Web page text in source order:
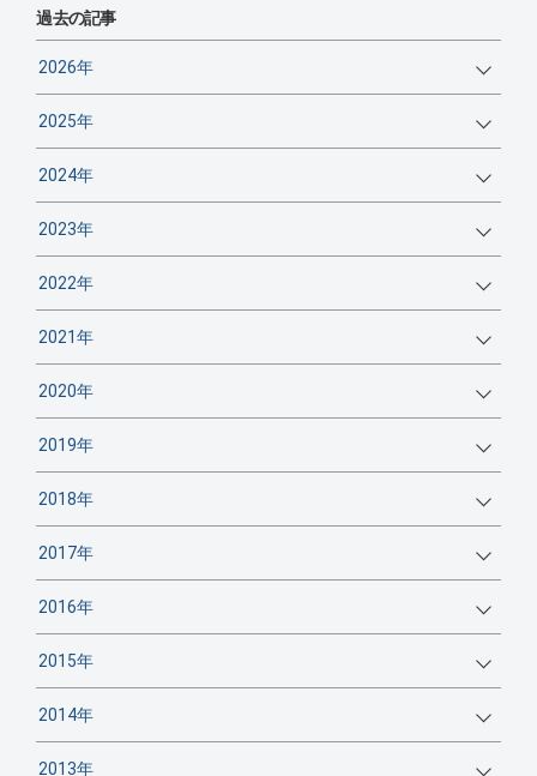
過去の記事
2026年
2025年
2024年
2023年
2022年
2021年
2020年
2019年
2018年
2017年
2016年
2015年
2014年
2013年